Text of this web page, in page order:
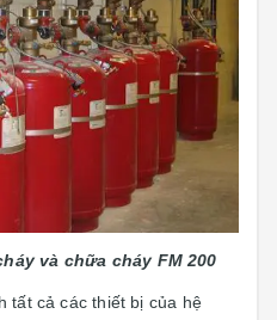
và chữa cháy FM 200
tất cả các thiết bị của hệ